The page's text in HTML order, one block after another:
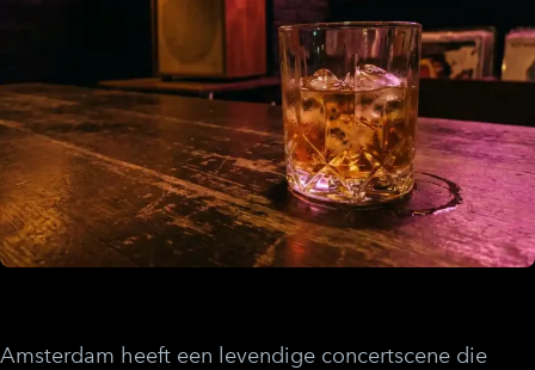
Amsterdam heeft een levendige concertscene die